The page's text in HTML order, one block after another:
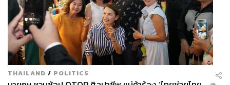
THAILAND / POLITICS